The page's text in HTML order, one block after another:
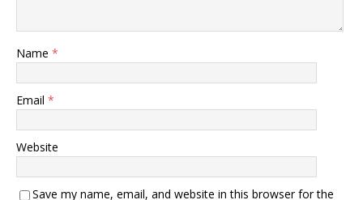
Name *
Email *
Website
Save my name, email, and website in this browser for the